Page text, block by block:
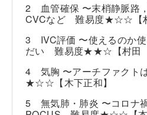
2 血管確保 〜末梢静脈路
CVCなど 難易度★☆☆【
3 IVC評価 〜使えるのか
だい 難易度★★☆【村田
4 気胸 〜アーチファクト
★☆☆【木下正和】
5 無気肺・肺炎 〜コロナ